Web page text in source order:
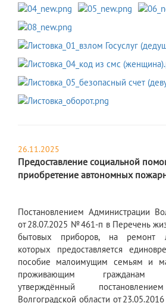
26.11.2025
Предоставление социальной
приобретение автономных
Постановлением Администрации
от 28.07.2025 № 461-п в Перечень
бытовых приборов, на ремонт
которых предоставляется
пособие малоимущим семьям и
проживающим гражданам
утверждённый
Волгоградской области от